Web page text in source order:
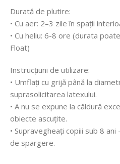
Durată de plutire:
• Cu aer: 2–3 zile în spații
• Cu heliu: 6-8 ore (durata
Float)
Instrucțiuni de utilizare:
• Umflați cu grijă până la
suprasolicitarea latexului.
• A nu se expune la căldură
obiecte ascuțite.
• Supravegheați copiii sub 8
de spargere.